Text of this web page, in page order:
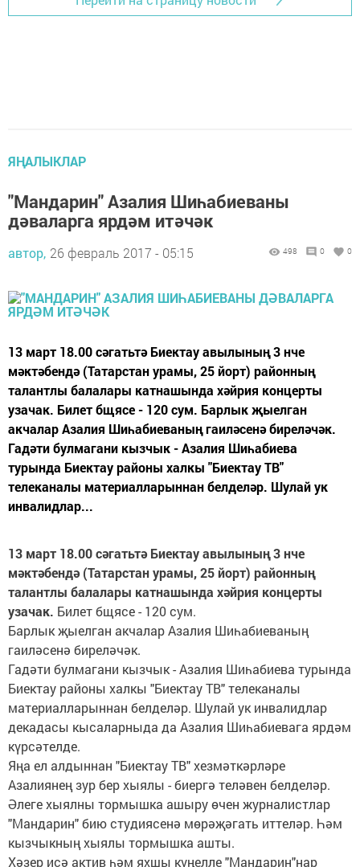
ЯҢАЛЫКЛАР
"Мандарин" Азалия Шиһабиеваны
дәваларга ярдәм итәчәк
автор, 26 февраль 2017 - 05:15 498 0 0
13 март 18.00 сәгатьтә Биектау авылының 3 нче
мәктәбендә (Татарстан урамы, 25 йорт) районның
талантлы балалары катнашында хәйрия концерты
узачак. Билет бщясе - 120 сум. Барлык җыелган
акчалар Азалия Шиһабиеваның гаиләсенә биреләчәк.
Гадәти булмагани кызчык - Азалия Шиһабиева
турында Биектау районы халкы "Биектау ТВ"
телеканалы материалларыннан белделәр. Шулай ук
инвалидлар...
13 март 18.00 сәгатьтә Биектау авылының 3 нче
мәктәбендә (Татарстан урамы, 25 йорт) районның
талантлы балалары катнашында хәйрия концерты
узачак. Билет бщясе - 120 сум.
Барлык җыелган акчалар Азалия Шиһабиеваның
гаиләсенә биреләчәк.
Гадәти булмагани кызчык - Азалия Шиһабиева турында
Биектау районы халкы "Биектау ТВ" телеканалы
материалларыннан белделәр. Шулай ук инвалидлар
декадасы кысаларныда да Азалия Шиһабиевага ярдәм
күрсәтелде.
Яңа ел алдыннан "Биектау ТВ" хезмәткәрләре
Азалиянең зур бер хыялы - биергә теләвен белделәр.
Әлеге хыялны тормышка ашыру өчен журналистлар
"Мандарин" бию студиясенә мөрәҗәгать иттеләр. Һәм
кызчыкның хыялы тормышка ашты.
Хәзер исә актив һәм яхшы күңелле "Мандарин"нар